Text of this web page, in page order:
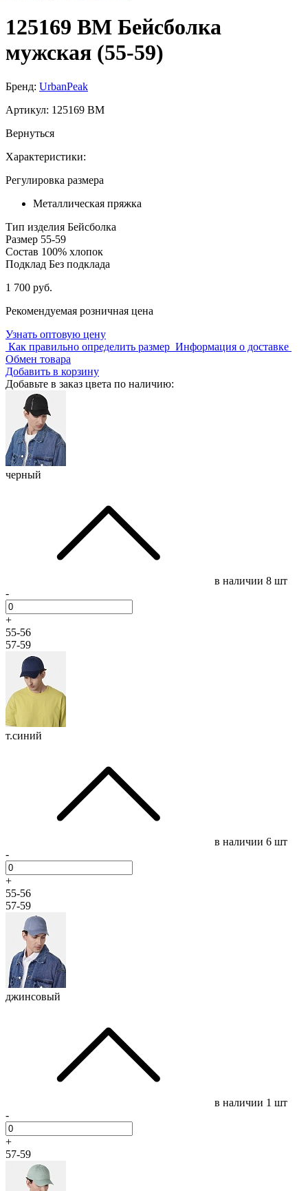
125169 BM Бейсболка
мужская (55-59)
Бренд: UrbanPeak
Артикул: 125169 BM
Вернуться
Характеристики:
Регулировка размера
Металлическая пряжка
Тип изделия Бейсболка
Размер 55-59
Состав 100% хлопок
Подклад Без подклада
1 700 руб.
Рекомендуемая розничная цена
Узнать оптовую цену
Как правильно определить размер Информация о доставке
Обмен товара
Добавить в корзину
Добавьте в заказ цвета по наличию:
черный
в наличии 8 шт
-
+
55-56
57-59
т.синий
в наличии 6 шт
-
+
55-56
57-59
джинсовый
в наличии 1 шт
-
+
57-59